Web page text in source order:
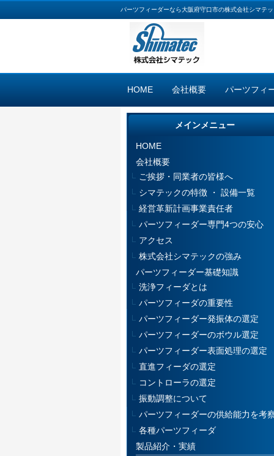
パーツフィーダーなら大阪府守口市の株式会社シマテ
HOME 会社概要 パーツフィ
メインメニュー
HOME
会社概要
ご挨拶・同業者の皆様へ
シマテックの特徴 ・ 設備一覧
経営革新計画事業責任者
パーツフィーダー専門4つの安心
アクセス
株式会社シマテックの強み
パーツフィーダー基礎知識
洗浄フィーダとは
パーツフィーダの重要性
パーツフィーダー発振体の選定
パーツフィーダーのボウル選定
パーツフィーダー表面処理の選定
直進フィーダの選定
コントローラの選定
振動調整について
パーツフィーダーの供給能力を考
各種パーツフィーダ
製品紹介・実績